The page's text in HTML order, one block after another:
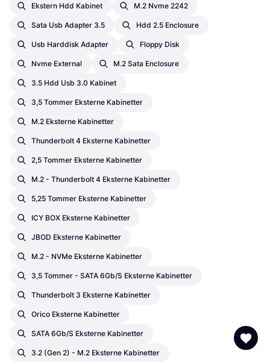
Ekstern Hdd Kabinet M.2 Nvme 2242
Sata Usb Adapter 3.5 Hdd 2.5 Enclosure
Usb Harddisk Adapter Floppy Disk
Nvme External M.2 Sata Enclosure
3.5 Hdd Usb 3.0 Kabinet
3,5 Tommer Eksterne Kabinetter
M.2 Eksterne Kabinetter
Thunderbolt 4 Eksterne Kabinetter
2,5 Tommer Eksterne Kabinetter
M.2 - Thunderbolt 4 Eksterne Kabinetter
5,25 Tommer Eksterne Kabinetter
ICY BOX Eksterne Kabinetter
JBOD Eksterne Kabinetter
M.2 - NVMe Eksterne Kabinetter
3,5 Tommer - SATA 6Gb/s Eksterne Kabinetter
Thunderbolt 3 Eksterne Kabinetter
Orico Eksterne Kabinetter
SATA 6Gb/s Eksterne Kabinetter
3.2 (Gen 2) - M.2 Eksterne Kabinetter